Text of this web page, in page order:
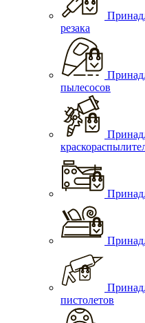
резака
пылесосов
пистолетов